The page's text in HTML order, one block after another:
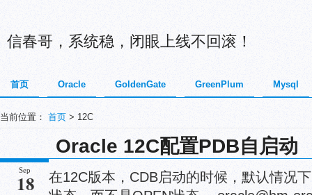
信春哥，系统稳，闭眼上线不回滚！
首页 Oracle GoldenGate GreenPlum Mysql
当前位置： 首页 > 12C
Oracle 12C配置PDB自启动
Sep
18
在12C版本，CDB启动的时候，默认情况